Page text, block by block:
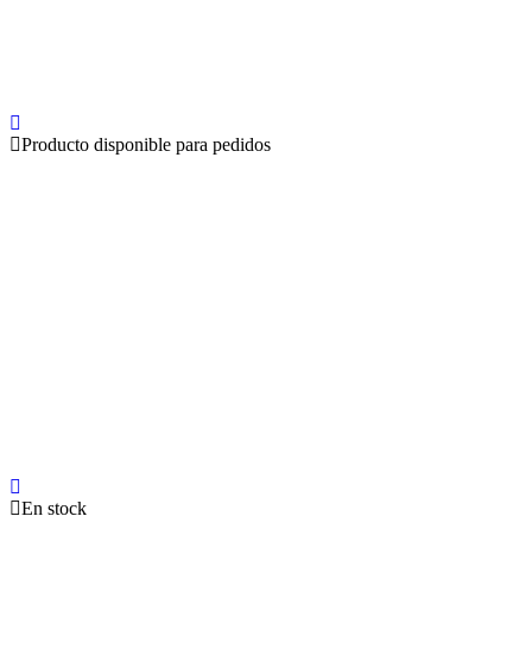
Producto disponible para pedidos
En stock